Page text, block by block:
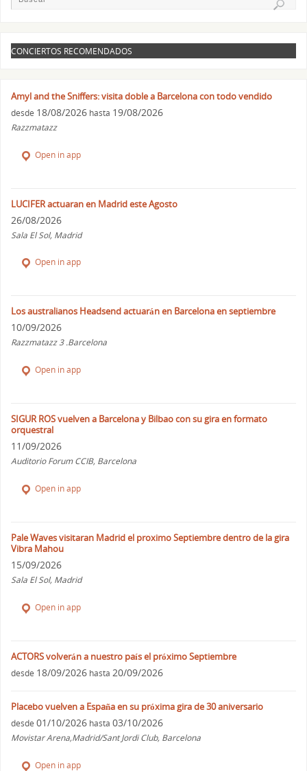
CONCIERTOS RECOMENDADOS
Amyl and the Sniffers: visita doble a Barcelona con todo vendido
desde 18/08/2026 hasta 19/08/2026
Razzmatazz
Open in app
LUCIFER actuaran en Madrid este Agosto
26/08/2026
Sala El Sol, Madrid
Open in app
Los australianos Headsend actuarán en Barcelona en septiembre
10/09/2026
Razzmatazz 3 .Barcelona
Open in app
SIGUR ROS vuelven a Barcelona y Bilbao con su gira en formato
orquestral
11/09/2026
Auditorio Forum CCIB, Barcelona
Open in app
Pale Waves visitaran Madrid el proximo Septiembre dentro de la gira
Vibra Mahou
15/09/2026
Sala El Sol, Madrid
Open in app
ACTORS volverán a nuestro país el próximo Septiembre
desde 18/09/2026 hasta 20/09/2026
Placebo vuelven a España en su próxima gira de 30 aniversario
desde 01/10/2026 hasta 03/10/2026
Movistar Arena,Madrid/Sant Jordi Club, Barcelona
Open in app